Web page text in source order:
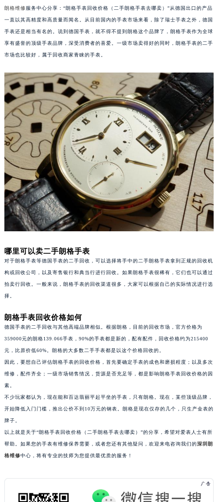
济南市历下区经十路11111号华润中心写字楼（万象城）15层1508室（需提前预约）
广州市天河区天河路230号万菱汇国际中心写字楼A塔7层704室（需提前预约）
广州市越秀区环市东路371-375号世界贸易中心大厦南塔写字楼15层07室（需提前预约）
惠州市惠城区江北文昌一路7号华贸大厦写字楼1座30层05室（需提前预约）
厦门市思明区湖滨东路95号华润大厦写字楼B座11层1104室（需提前预约）
福州市鼓楼区五四路128-1号恒力城写字楼15层03室（需提前预约）
重庆市江北区观音桥步行街2号融恒时代广场写字楼9层902室（需提前预约）
郑州市二七区铭功路10号华润大厦写字楼29层2905室（需提前预约）
太原市迎泽区解放路15号亨得利名表服务中心（品牌授权店）3层整层（需提前预约）
沈阳市沈河区中街路137号亨得利名表服务中心（品牌授权店）1层整层（需提前预约）
沈阳市沈河区中街路83号亨得利名表服务中心（品牌授权店）1层整层（需提前预约）
乌鲁木齐市天山区红山路26号时代广场（CCMALL）C座17层17-B（需提前预约）
温州市鹿城区锦绣路1067号置信广场10层1015室（需提前预约）
大连市中山区人民路15号国际金融大厦7层G室（需提前预约）
佛山市禅城区季华五路57号万科金融中心C座12层1205室（需提前预约）
东莞市东城街道鸿福东路1号民盈国贸中心T1写字楼9层907室（需提前预约）
武汉市江汉区解放大道686号世界贸易大厦38层09室（需提前预约）
泉州市丰泽区宝洲路729号浦西万达中心写字楼A座7楼709室（需提前预约）
烟台市芝罘区胜利路139号万达金融中心A座907室（需提前预约）
长春市朝阳区西安大路727号中银大厦A座(旺进大厦)18层09室（需提前预约）
唐山市路南区新华东道100号万达广场写字楼A座10层1002室（需提前预约）
朗格维修 服务中心分享：“朗格手表回收价格（二手朗格手表去哪卖）”从德国出口的产品
一直以其高精度和高质量而闻名。从目前国内的手表市场来看，除了瑞士手表之外，德国
手表还是相当有名的。说到德国手表，就不得不提到朗格这个品牌了，朗格手表作为全球
享有盛誉的顶级手表品牌，深受消费者的喜爱。一级市场卖得好的同时，朗格手表的二手
市场也比较好，属于回收商家青睐的手表。
哪里可以卖二手朗格手表
对于朗格手表等德国手表的二手回收，可以选择将手中的二手朗格手表拿到正规的回收机
构或回收公司，以及寄售银行和典当行进行回收。如果朗格手表很稀有，它们也可以通过
拍卖行回收。一般来说，朗格手表的回收渠道很多，大家可以根据自己的实际情况进行选
择。
朗格手表回收价格如何
德国手表的二手回收与其他高端品牌相似。根据朗格，目前的回收市场，官方价格为
359000元的朗格139.066手表，90%的手表都是新的，配有配件，回收价格约为215400
元，比原价低60%。朗格的大多数二手手表都是以这个价格回收的。
因此，要想自己评估朗格手表的回收价格，首先要确定手表的成色和磨损程度；以及多次
维修，配件齐全；一级市场销售情况，货源是否充足等，都是影响朗格手表回收价格的因
素。
不少玩家都认为，现在能和百达翡丽平起平坐的手表，只有朗格。现在，某些顶级品牌，
开始降低入门门槛，推出公价不到10万元的钢表。朗格是现在仅存的几个，只生产金表的
牌子。
以上就是关于“朗格手表回收价格（二手朗格手表去哪卖）”的分享，希望对爱表人士有所
帮助。如果您的手表有维修保养需要，或者您还有其他疑问，欢迎来电咨询我们的深圳朗
格维修中心，将有专业的技师为您提供最优质的服务！